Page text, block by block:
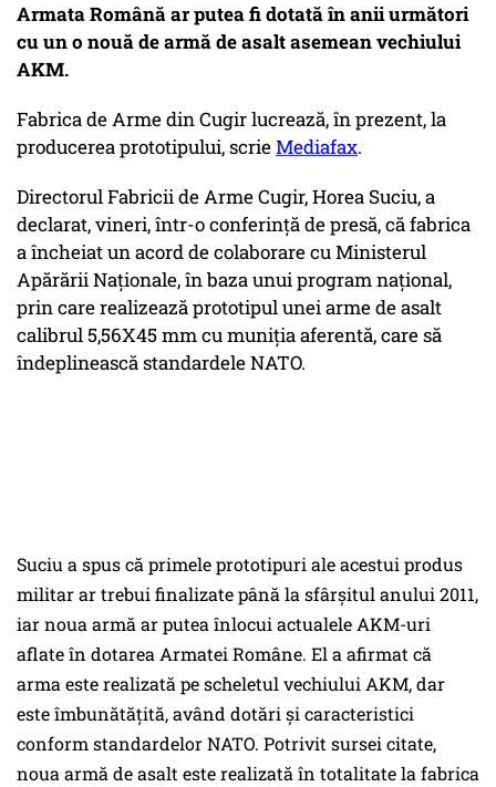
Armata Română ar putea fi dotată în anii următori
cu un o nouă de armă de asalt asemean vechiului
AKM.
Fabrica de Arme din Cugir lucrează, în prezent, la
producerea prototipului, scrieMediafax.
Directorul Fabricii de Arme Cugir, Horea Suciu, a
declarat, vineri, într-o conferinţă de presă, că fabrica
a încheiat un acord de colaborare cu Ministerul
Apărării Naţionale, în baza unui program naţional,
prin care realizează prototipul unei arme de asalt
calibrul 5,56X45 mm cu muniţia aferentă, care să
îndeplinească standardele NATO.
Suciu a spus că primele prototipuri ale acestui produs
militar ar trebui finalizate până la sfârşitul anului 2011,
iar noua armă ar putea înlocui actualele AKM-uri
aflate în dotarea Armatei Române. El a afirmat că
arma este realizată pe scheletul vechiului AKM, dar
este îmbunătăţită, având dotări şi caracteristici
conform standardelor NATO. Potrivit sursei citate,
noua armă de asalt este realizată în totalitate la fabrica